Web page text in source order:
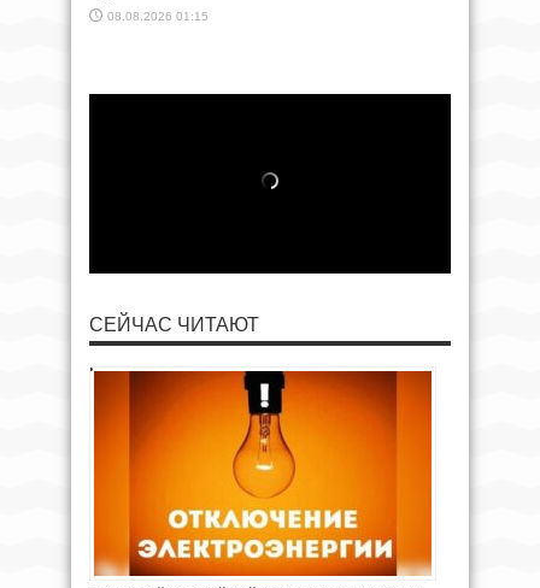
08.08.2026 01:15
СЕЙЧАС ЧИТАЮТ